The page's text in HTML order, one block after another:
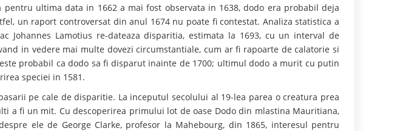
ultima data in 1662 a mai fost observata in 1638, dodo era probabil deja
un raport controversat din anul 1674 nu poate fi contestat. Analiza statistica a
Johannes Lamotius re-dateaza disparitia, estimata la 1693, cu un interval de
in vedere mai multe dovezi circumstantiale, cum ar fi rapoarte de calatorie si
probabil ca dodo sa fi disparut inainte de 1700; ultimul dodo a murit cu putin
speciei in 1581.
pe cale de disparitie. La inceputul secolului al 19-lea parea o creatura prea
a fi un mit. Cu descoperirea primului lot de oase Dodo din mlastina Mauritiana,
ele de George Clarke, profesor la Mahebourg, din 1865, interesul pentru